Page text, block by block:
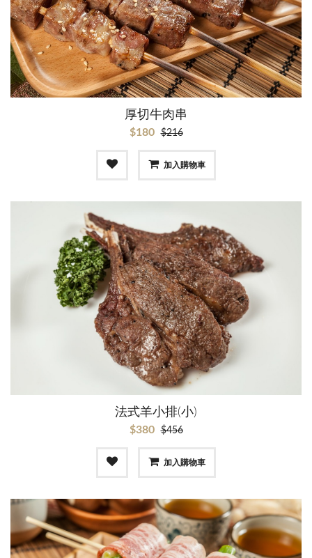
厚切牛肉串
$180 $216
加入購物車
法式羊小排(小)
$380 $456
加入購物車